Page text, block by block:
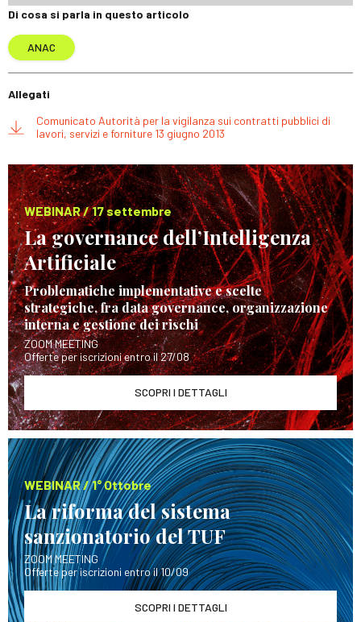
Di cosa si parla in questo articolo
ANAC
Allegati
Comunicato Autorità per la vigilanza sui contratti pubblici di
lavori, servizi e forniture 13 giugno 2013
WEBINAR / 17 settembre
La governance dell’Intelligenza
Artificiale
Problematiche implementative e scelte
strategiche, fra data governance, organizzazione
interna e gestione dei rischi
ZOOM MEETING
Offerte per iscrizioni entro il 27/08
SCOPRI I DETTAGLI
WEBINAR / 1° Ottobre
La riforma del sistema
sanzionatorio del TUF
ZOOM MEETING
Offerte per iscrizioni entro il 10/09
SCOPRI I DETTAGLI